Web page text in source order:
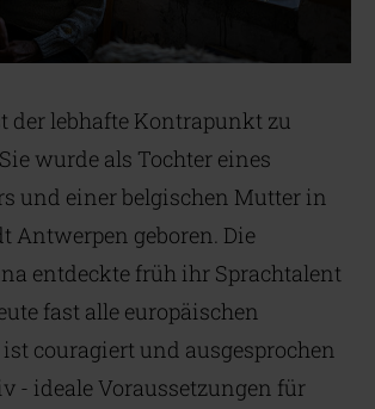
der lebhafte Kontrapunkt zu
wurde als Tochter eines
und einer belgischen Mutter in
Antwerpen geboren. Die
entdeckte früh ihr Sprachtalent
fast alle europäischen
ist couragiert und ausgesprochen
- ideale Voraussetzungen für